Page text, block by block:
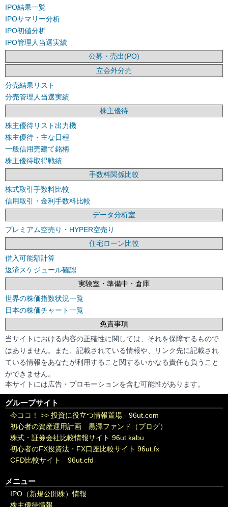
IPO結果一覧
IPOサマリー分析
IPO初値分析
IPO管理人当選実績
公募・売出(PO)
立会外分売
分売結果リスト
分売管理人当選実績
株主優待
株主優待リスト出力機
株主優待・主な日程
一般信用売建て銘柄
株主優待取得戦績
手数料関係比較
株式取引手数料比較
信用取引・金利手数料比較
データ分析室
プレミアム空売り・HYPER空売り
住宅ローン比較
借入可能額計算
返済スケジュール確認
実験室・準備中・倉庫
世界の株価指数状況一覧
日本の株価チャート一覧
免責事項
当サイトにおける内容の正確性に関しては、それを保障するもので
はありません。また、記載されている情報や、リンク先に記載され
ている情報をあなたが利用すること関するいかなる責任も負うこと
ができません。
本サイトには広告・プロモーションを含む可能性があります。
グループサイト
今ココ！ >> 投資に役立つ情報置場 - 96ut.com
初心者の資産運用計画 黒澤ファンド（ブログ）
株式・証券会社比較情報サイト 96ut.kabu
初心者のFX投資法・FX口座比較サイト 96ut.fx
CFD比較サイト 96ut.cfd
メニュー
IPO（新規公開株）情報
株主優待情報